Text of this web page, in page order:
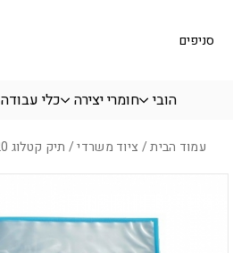
סניפים
הובי חומרי יצירה כלי עבודה
עמוד הבית/ ציוד משרדי/ תיק קטלוג 20 כיסים